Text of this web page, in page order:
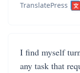
TranslatePress
I find myself
any task that